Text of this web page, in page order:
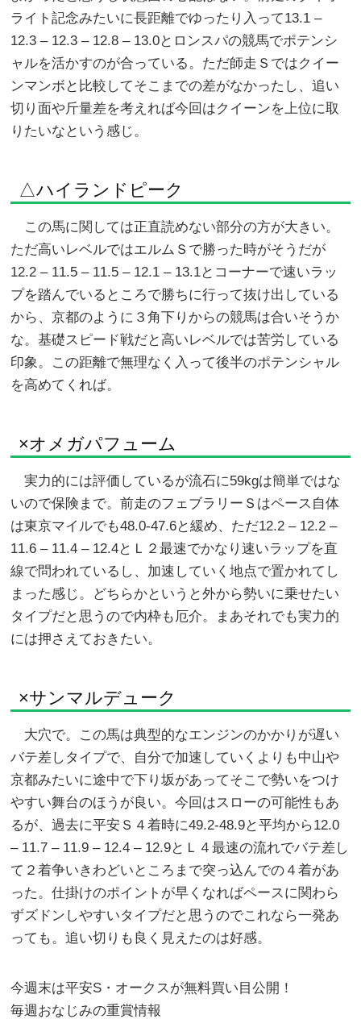
ライト記念みたいに長距離でゆったり入って13.1 –
12.3 – 12.3 – 12.8 – 13.0とロンスパの競馬でポテンシ
ャルを活かすのが合っている。ただ師走Ｓではクイー
ンマンボと比較してそこまでの差がなかったし、追い
切り面や斤量差を考えれば今回はクイーンを上位に取
りたいなという感じ。
△ハイランドピーク
この馬に関しては正直読めない部分の方が大きい。
ただ高いレベルではエルムＳで勝った時がそうだが
12.2 – 11.5 – 11.5 – 12.1 – 13.1とコーナーで速いラッ
プを踏んでいるところで勝ちに行って抜け出している
から、京都のように３角下りからの競馬は合いそうか
な。基礎スピード戦だと高いレベルでは苦労している
印象。この距離で無理なく入って後半のポテンシャル
を高めてくれば。
×オメガパフューム
実力的には評価しているが流石に59kgは簡単ではな
いので保険まで。前走のフェブラリーＳはペース自体
は東京マイルでも48.0-47.6と緩め、ただ12.2 – 12.2 –
11.6 – 11.4 – 12.4とＬ２最速でかなり速いラップを直
線で問われているし、加速していく地点で置かれてし
まった感じ。どちらかというと外から勢いに乗せたい
タイプだと思うので内枠も厄介。まあそれでも実力的
には押さえておきたい。
×サンマルデューク
大穴で。この馬は典型的なエンジンのかかりが遅い
バテ差しタイプで、自分で加速していくよりも中山や
京都みたいに途中で下り坂があってそこで勢いをつけ
やすい舞台のほうが良い。今回はスローの可能性もあ
るが、過去に平安Ｓ４着時に49.2-48.9と平均から12.0
– 11.7 – 11.9 – 12.4 – 12.9とＬ４最速の流れでバテ差し
て２着争いきわどいところまで突っ込んでの４着があ
った。仕掛けのポイントが早くなればペースに関わら
ずズドンしやすいタイプだと思うのでこれなら一発あ
っても。追い切りも良く見えたのは好感。
今週末は平安S・オークスが無料買い目公開！
毎週おなじみの重賞情報